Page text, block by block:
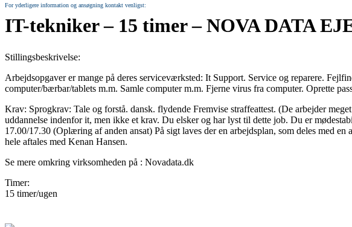
For yderligere information og ansøgning kontakt venligst:
IT-tekniker – 15 timer – NOVA DATA
Stillingsbeskrivelse:
Arbejdsopgaver er mange på deres serviceværksted: It Support. Service og reparere.
computer/bærbar/tablets m.m. Samle computer m.m. Fjerne virus fra computer. Oprette
Krav: Sprogkrav: Tale og forstå. dansk. flydende Fremvise straffeattest. (De arbejder
uddannelse indenfor it, men ikke et krav. Du elsker og har lyst til dette job. Du er
17.00/17.30 (Oplæring af anden ansat) På sigt laves der en arbejdsplan, som deles med
hele aftales med Kenan Hansen.
Se mere omkring virksomheden på : Novadata.dk
Timer:
15 timer/ugen